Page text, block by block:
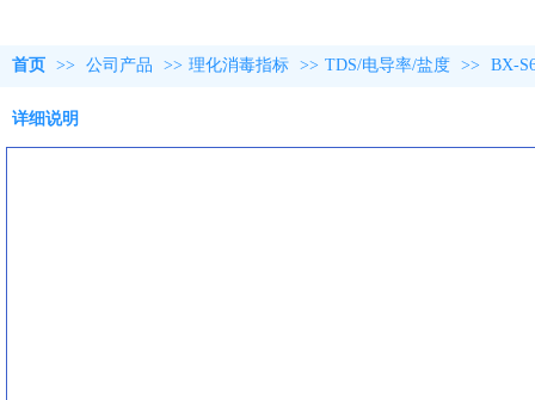
首页 >> 公司产品 >> 理化消毒指标 >> TDS/电导率/盐度 >> BX-
详细说明